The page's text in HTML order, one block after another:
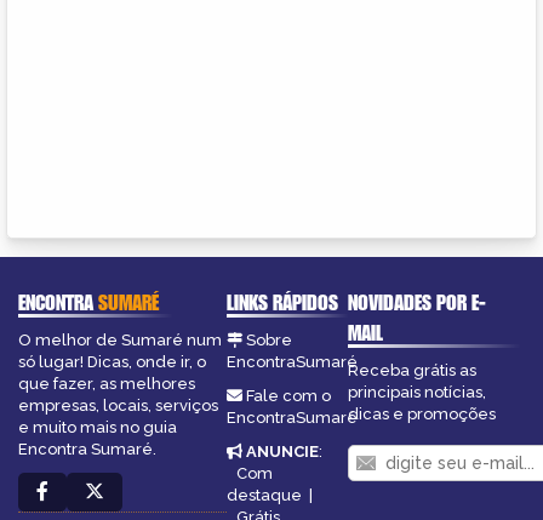
ENCONTRASUMARÉ
O melhor de Sumaré num
só lugar! Dicas, onde ir, o
que fazer, as melhores
empresas, locais, serviços
e muito mais no guia
Encontra Sumaré.
LINKS RÁPIDOS
Sobre
EncontraSumaré
Fale com o
EncontraSumaré
ANUNCIE:
Com
destaque |
NOVIDADES POR E-
MAIL
Receba grátis as
principais notícias,
dicas e promoções